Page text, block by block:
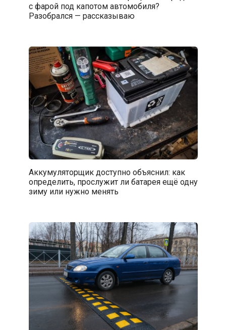
с фарой под капотом автомобиля?
Разобрался — рассказываю
Аккумуляторщик доступно объяснил: как
определить, прослужит ли батарея ещё одну
зиму или нужно менять